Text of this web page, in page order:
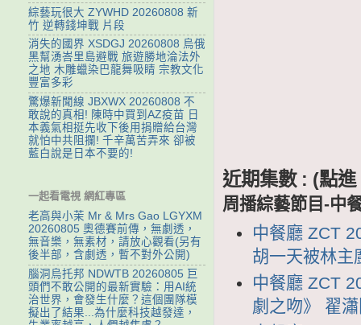
近期集數 : (點
周播綜藝節目-中
中餐廳 ZCT
胡一天被林主
中餐廳 ZCT
劇之吻》 翟
綜藝玩很大 ZYWHD 20260808 新
竹 逆轉錢坤戰 片段
消失的國界 XSDGJ 20260808 烏俄
黑幫湧峇里島避戰 旅遊勝地淪法外
之地 木雕蠟染巴龍舞吸睛 宗教文化
豐富多彩
驚爆新聞線 JBXWX 20260808 不
敢說的真相! 陳時中買到AZ疫苗 日
本義氣相挺先收下後用捐贈給台灣
就怕中共阻攔! 千辛萬苦弄來 卻被
藍白說是日本不要的!
一起看電視 網紅專區
老高與小茉 Mr & Mrs Gao LGYXM
20260805 奧德賽前傳，無劇透，
無音樂，無素材，請放心觀看(另有
後半部，含劇透，暫不對外公開)
腦洞烏托邦 NDWTB 20260805 巨
頭們不敢公開的最新實驗：用AI統
治世界，會發生什麼？這個團隊模
擬出了結果...為什麼科技越發達，